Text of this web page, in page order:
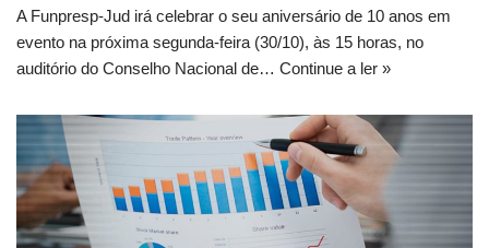
A Funpresp-Jud irá celebrar o seu aniversário de 10 anos em
evento na próxima segunda-feira (30/10), às 15 horas, no
auditório do Conselho Nacional de… Continue a ler »